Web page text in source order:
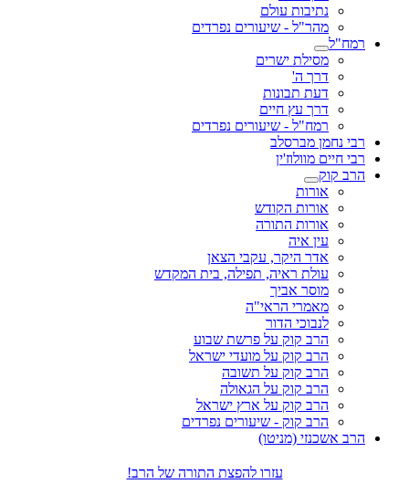
נתיבות עולם
מהר"ל - שיעורים נפרדים
רמח"ל
מסילת ישרים
דרך ה'
דעת תבונות
דרך עץ חיים
רמח"ל - שיעורים נפרדים
רבי נחמן מברסלב
רבי חיים מוולוז'ין
הרב קוק
אורות
אורות הקודש
אורות התורה
עין איה
אדר היקר, עקבי הצאן
עולת ראיה, תפילה, בית המקדש
מוסר אביך
מאמרי הראי"ה
לנבוכי הדור
הרב קוק על פרשת שבוע
הרב קוק על מועדי ישראל
הרב קוק על תשובה
הרב קוק על הגאולה
הרב קוק על ארץ ישראל
הרב קוק - שיעורים נפרדים
הרב אשכנזי (מניטו)
עזרו להפצת התורה של הרב!